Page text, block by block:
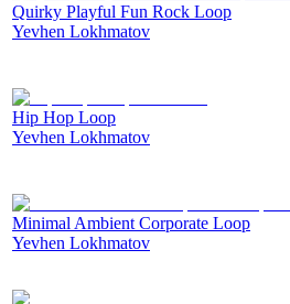
Quirky Playful Fun Rock Loop
Yevhen Lokhmatov
Hip Hop Loop
Yevhen Lokhmatov
Minimal Ambient Corporate Loop
Yevhen Lokhmatov